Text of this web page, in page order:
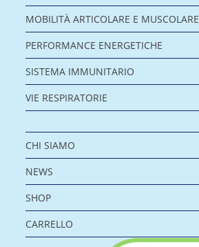
MOBILITÀ ARTICOLARE E MUSCOLARE
PERFORMANCE ENERGETICHE
SISTEMA IMMUNITARIO
VIE RESPIRATORIE
CHI SIAMO
NEWS
SHOP
CARRELLO